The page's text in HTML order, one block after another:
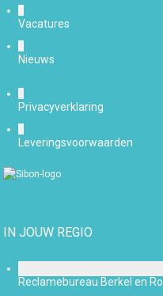
Vacatures
Nieuws
Privacyverklaring
Leveringsvoorwaarden
IN JOUW REGIO
Reclamebureau Berkel en